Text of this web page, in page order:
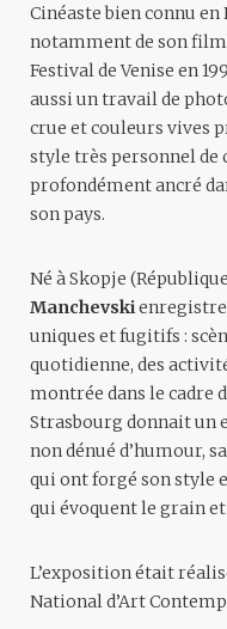
Cinéaste bien connu
notamment de son film
Festival de Venise en
aussi un travail de
crue et couleurs vives
style très personnel de
profondément ancré
son pays.
Né à Skopje
Manchevski
uniques et fugitifs :
quotidienne, des
montrée dans le cadre
Strasbourg donnait un
non dénué d’humour,
qui ont forgé son style
qui évoquent le grain
L’exposition était
National d’Art